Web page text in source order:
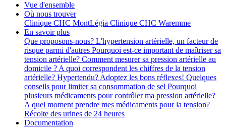
Vue d'ensemble
Où nous trouver
Clinique CHC MontLégia Clinique CHC Waremme
En savoir plus
Que proposons-nous? L'hypertension artérielle, un facteur de
risque parmi d'autres Pourquoi est-ce important de maîtriser sa
tension artérielle? Comment mesurer sa pression artérielle au
domicile ?A quoi correspondent les chiffres de la tension
artérielle? Hypertendu? Adoptez les bons réflexes! Quelques
conseils pour limiter sa consommation de sel Pourquoi
plusieurs médicaments pour contrôler ma pression artérielle?
A quel moment prendre mes médicaments pour la tension?
Récolte des urines de 24 heures
Documentation